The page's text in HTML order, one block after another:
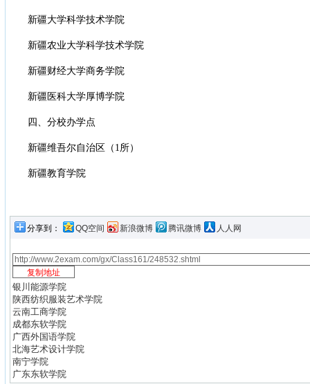
新疆大学科学技术学院
新疆农业大学科学技术学院
新疆财经大学商务学院
新疆医科大学厚博学院
四、分校办学点
新疆维吾尔自治区（1所）
新疆教育学院
分享到： QQ空间 新浪微博 腾讯微博 人人网
银川能源学院
陕西纺织服装艺术学院
云南工商学院
成都东软学院
广西外国语学院
北海艺术设计学院
南宁学院
广东东软学院